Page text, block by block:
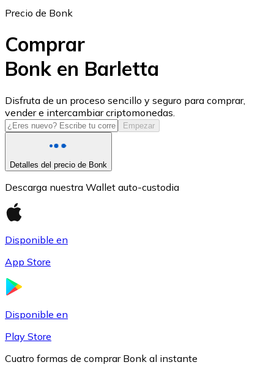
USD Coin
USDC
Precio de Bonk
Comprar
Bonk en Barletta
Disfruta de un proceso sencillo y seguro para comprar,
vender e intercambiar criptomonedas.
Empezar
Detalles del precio de Bonk
Descarga nuestra Wallet auto-custodia
Disponible en
App Store
Disponible en
Play Store
Cuatro formas de comprar Bonk al instante